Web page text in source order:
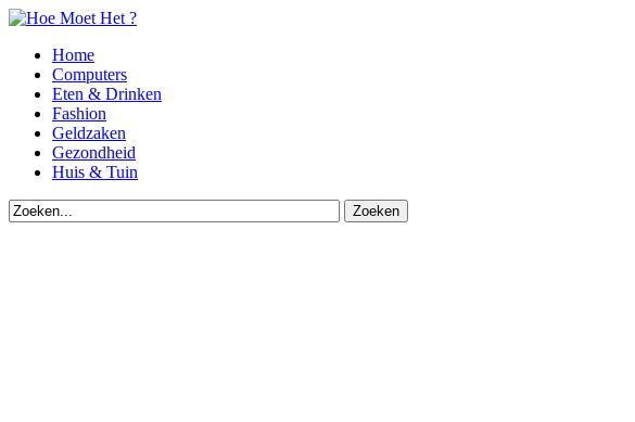
Home
Computers
Eten & Drinken
Fashion
Geldzaken
Gezondheid
Huis & Tuin